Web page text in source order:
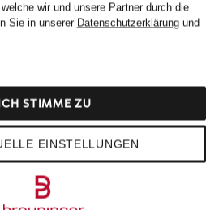
Kleider
Leinenhosen für Herren
Leinenkleider
Maxikleider
Regenmäntel für Damen
wir und unsere Partner durch die
Sie in unserer Datenschutzerklärungund
EINSTELLUNGEN
STIMME ZU